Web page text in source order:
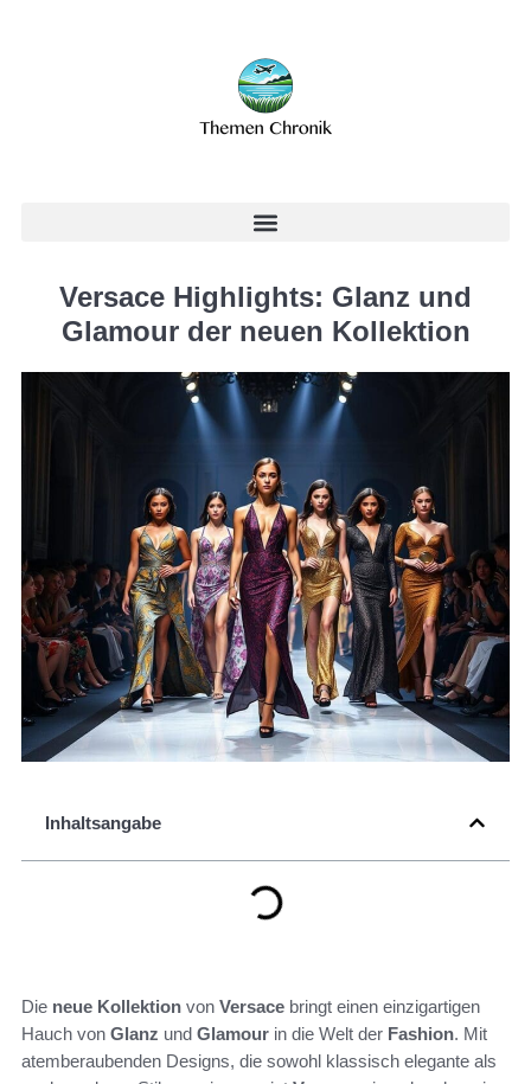
Versace Highlights: Glanz und
Glamour der neuen Kollektion
Inhaltsangabe
Die neue Kollektion von Versace bringt einen einzigartigen
Hauch von Glanz und Glamour in die Welt der Fashion. Mit
atemberaubenden Designs, die sowohl klassisch elegante als